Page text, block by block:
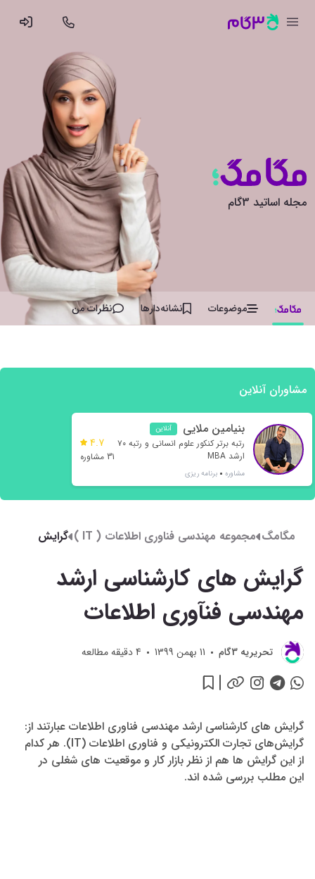
مجله اساتید 3گام
موضوعات نشانه‌دار‌ها نظرات من
مشاوران آنلاین
بنیامین ملایی آنلاین
رتبه برتر کنکور علوم انسانی و رتبه ۷۰
ارشد MBA
مشاوره برنامه ریزی
4.7
31 مشاوره
مگامگ مجموعه مهندسی فناوری اطلاعات ( IT )
گرایش
کارشناسی
ارشد
گرایش های کارشناسی ارشد
مهندسی فنآوری اطلاعات
تحريريه 3گام 11 بهمن 1399 4دقیقه مطالعه
گرایش های کارشناسی ارشد مهندسی فناوری اطلاعات عبارتند از:
گرایش‌های تجارت الکترونیکی و فناوری اطلاعات (IT). هر کدام
از این گرایش ها هم از نظر بازار کار و موقعیت های شغلی در
این مطلب بررسی شده اند.